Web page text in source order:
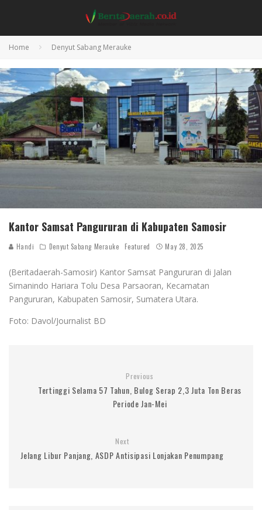
Home Denyut Sabang Merauke
Kantor Samsat Pangururan di Kabupaten Samosir
Handi Denyut Sabang Merauke Featured May 28, 2025
(Beritadaerah-Samosir) Kantor Samsat Pangururan di Jalan
Simanindo Hariara Tolu Desa Parsaoran, Kecamatan
Pangururan, Kabupaten Samosir, Sumatera Utara.
Foto: Davol/Journalist BD
Previous
Tertinggi Selama 57 Tahun, Bulog Serap 2,3 Juta Ton Beras
Periode Jan-Mei
Next
Jelang Libur Panjang, ASDP Antisipasi Lonjakan Penumpang